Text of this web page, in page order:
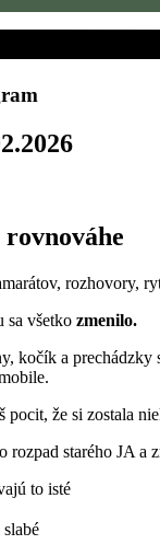
rovnováhe
rozhovory,
sa všetko zmenilo.
kočík a prechádzky
pocit, že si zostala
rozpad starého JA
to isté